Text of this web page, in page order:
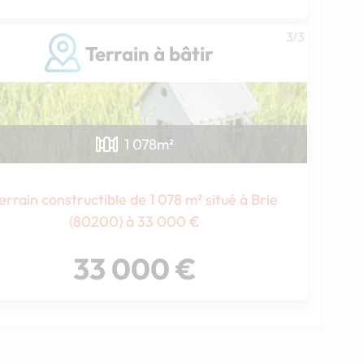
Terrain à bâtir
3/3
1 078m²
constructible de 1 078 m² situé à Brie
(80200) à 33 000 €
33 000 €